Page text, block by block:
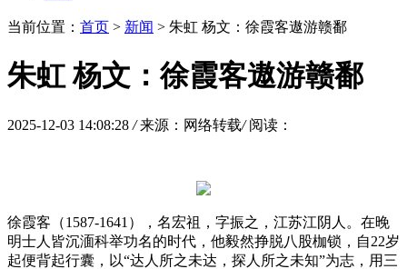
当前位置： 首页 > 新闻 > 朱虹 杨文：徐霞客遨游赣鄱
朱虹 杨文：徐霞客遨游赣鄱
2025-12-03 14:08:28 / 来源：网络转载/ 阅读：
徐霞客（1587-1641），名宏祖，字振之，江苏江阴人。在晚
明士人皆沉湎科举功名的时代，他毅然挣脱八股枷锁，自22岁
起便背起行囊，以“达人所之未达，探人所之未知”为志，用三